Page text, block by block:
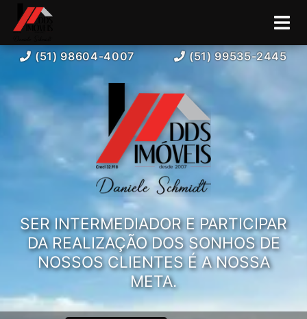
(51) 98604-4007 (51) 99535-2445
SER INTERMEDIADOR E PARTICIPAR
DA REALIZAÇÃO DOS SONHOS DE
NOSSOS CLIENTES É A NOSSA
META.